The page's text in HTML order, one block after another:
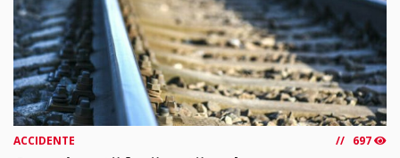
ACCIDENTE 697